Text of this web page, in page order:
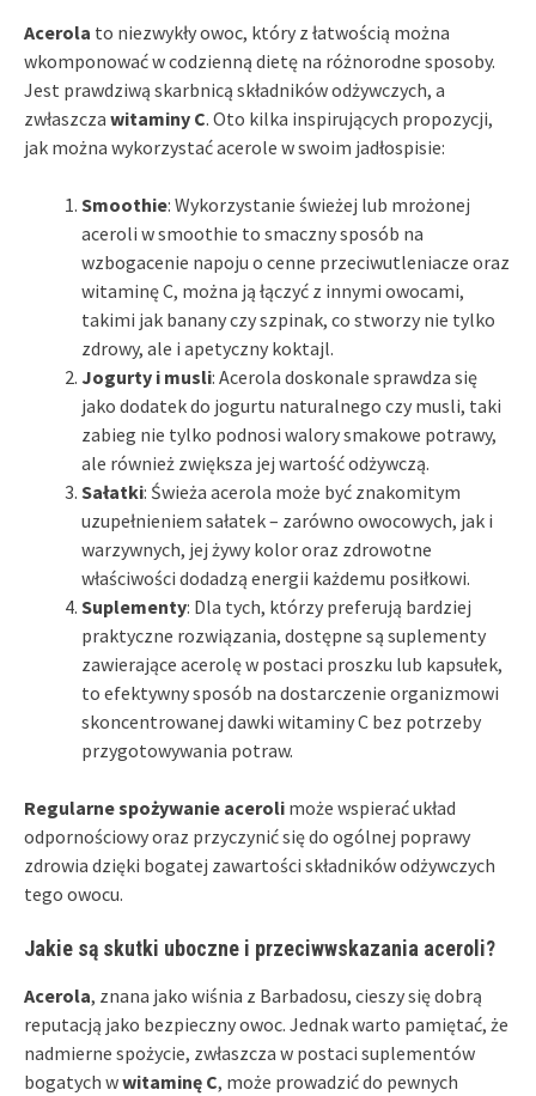
Acerola to niezwykły owoc, który z łatwością można
wkomponować w codzienną dietę na różnorodne sposoby.
Jest prawdziwą skarbnicą składników odżywczych, a
zwłaszcza witaminy C. Oto kilka inspirujących propozycji,
jak można wykorzystać acerole w swoim jadłospisie:
Smoothie: Wykorzystanie świeżej lub mrożonej
aceroli w smoothie to smaczny sposób na
wzbogacenie napoju o cenne przeciwutleniacze oraz
witaminę C, można ją łączyć z innymi owocami,
takimi jak banany czy szpinak, co stworzy nie tylko
zdrowy, ale i apetyczny koktajl.
Jogurty i musli: Acerola doskonale sprawdza się
jako dodatek do jogurtu naturalnego czy musli, taki
zabieg nie tylko podnosi walory smakowe potrawy,
ale również zwiększa jej wartość odżywczą.
Sałatki: Świeża acerola może być znakomitym
uzupełnieniem sałatek – zarówno owocowych, jak i
warzywnych, jej żywy kolor oraz zdrowotne
właściwości dodadzą energii każdemu posiłkowi.
Suplementy: Dla tych, którzy preferują bardziej
praktyczne rozwiązania, dostępne są suplementy
zawierające acerolę w postaci proszku lub kapsułek,
to efektywny sposób na dostarczenie organizmowi
skoncentrowanej dawki witaminy C bez potrzeby
przygotowywania potraw.
Regularne spożywanie aceroli może wspierać układ
odpornościowy oraz przyczynić się do ogólnej poprawy
zdrowia dzięki bogatej zawartości składników odżywczych
tego owocu.
Jakie są skutki uboczne i przeciwwskazania aceroli?
Acerola, znana jako wiśnia z Barbadosu, cieszy się dobrą
reputacją jako bezpieczny owoc. Jednak warto pamiętać, że
nadmierne spożycie, zwłaszcza w postaci suplementów
bogatych wwitaminę C, może prowadzić do pewnych